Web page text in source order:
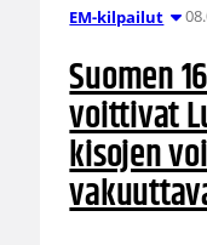
EM-kilpailut
Suomen
voittivat
kisojen